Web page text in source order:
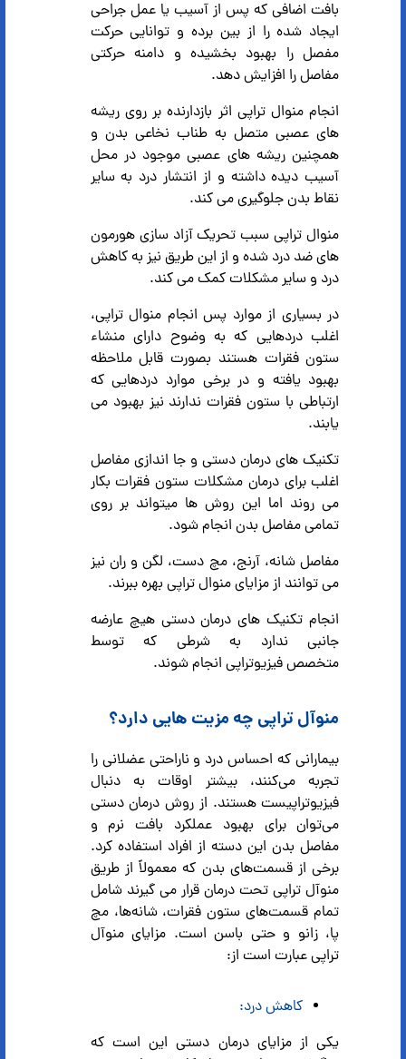
بافت اضافی که پس از آسیب یا عمل جراحی
ایجاد شده را از بین برده و توانایی حرکت
مفصل را بهبود بخشیده و دامنه حرکتی
مفاصل را افزایش دهد.
انجام منوال تراپی اثر بازدارنده بر روی ریشه
های عصبی متصل به طناب نخاعی بدن و
همچنین ریشه های عصبی موجود در محل
آسیب دیده داشته و از انتشار درد به سایر
نقاط بدن جلوگیری می کند.
منوال تراپی سبب تحریک آزاد سازی هورمون
های ضد درد شده و از این طریق نیز به کاهش
درد و سایر مشکلات کمک می کند.
در بسیاری از موارد پس انجام منوال تراپی،
اغلب دردهایی که به وضوح دارای منشاء
ستون فقرات هستند بصورت قابل ملاحظه
بهبود یافته و در برخی موارد دردهایی که
ارتباطی با ستون فقرات ندارند نیز بهبود می
یابند.
تکنیک های درمان دستی و جا اندازی مفاصل
اغلب برای درمان مشکلات ستون فقرات بکار
می روند اما این روش ها میتواند بر روی
تمامی مفاصل بدن انجام شود.
مفاصل شانه، آرنج، مچ دست، لگن و ران نیز
می توانند از مزایای منوال تراپی بهره ببرند.
انجام تکنیک های درمان دستی هیچ عارضه
جانبی ندارد به شرطی که توسط
متخصص فیزیوتراپی انجام شوند.
منوآل تراپی چه مزیت هایی دارد؟
بیمارانی که احساس درد و ناراحتی عضلانی را
تجربه می‌کنند، بیشتر اوقات به دنبال
فیزیوتراپیست هستند. از روش درمان‌ دستی
می‌توان برای بهبود عملکرد بافت نرم و
مفاصل بدن این دسته از افراد استفاده کرد.
برخی از قسمت‌های بدن که معمولاً از طریق
منوآل تراپی تحت درمان قرار می گیرند شامل
تمام قسمت‌های ستون فقرات، شانه‌ها، مچ
پا، زانو و حتی باسن است. مزایای منوآل
تراپی عبارت است از:
کاهش درد:
یکی از مزایای درمان دستی این است که